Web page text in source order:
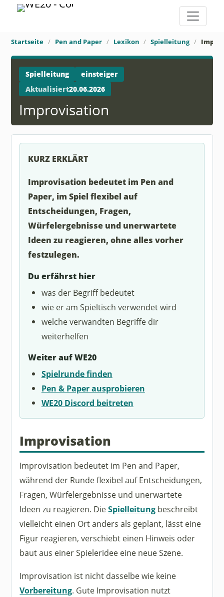
Startseite Pen and Paper Lexikon Spielleitung
Spielleitung
einsteiger
Aktualisiert20.06.2026
Improvisation
KURZ ERKLÄRT
Improvisation bedeutet im Pen and
Paper, im Spiel flexibel auf
Entscheidungen, Fragen,
Würfelergebnisse und unerwartete
Ideen zu reagieren, ohne alles vorher
festzulegen.
Du erfährst hier
was der Begriff bedeutet
wie er am Spieltisch verwendet wird
welche verwandten Begriffe dir
weiterhelfen
Weiter auf WE20
Spielrunde finden
Pen & Paper ausprobieren
WE20 Discord beitreten
Improvisation
Improvisation bedeutet im Pen and Paper,
während der Runde flexibel auf Entscheidungen,
Fragen, Würfelergebnisse und unerwartete
Ideen zu reagieren. DieSpielleitung beschreibt
vielleicht einen Ort anders als geplant, lässt eine
Figur reagieren, verschiebt einen Hinweis oder
baut aus einer Spieleridee eine neue Szene.
Improvisation ist nicht dasselbe wie keine
Vorbereitung. Gute Improvisation nutzt